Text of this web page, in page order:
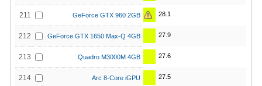
211 GeForce GTX 960 2GB 28.1
212 GeForce GTX 1650 Max-Q 4GB 27.9
213 Quadro M3000M 4GB 27.6
214 Arc 8-Core iGPU 27.5